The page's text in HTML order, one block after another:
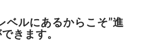
ベルにあるからこそ”進
きます。